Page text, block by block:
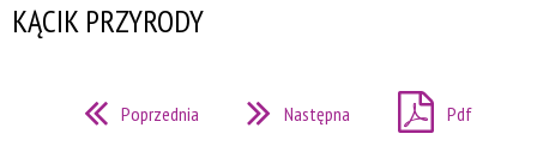
KĄCIK PRZYRODY
Poprzednia Następna Pdf